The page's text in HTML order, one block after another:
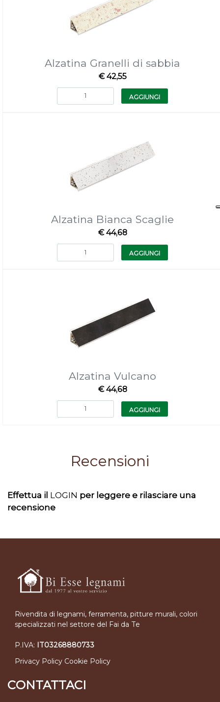
Alzatina Granelli di sabbia
€ 42,55
Quantità
AGGIUNGI
Alzatina Bianca Scaglie
€ 44,68
Quantità
AGGIUNGI
Alzatina Vulcano
€ 44,68
Quantità
AGGIUNGI
Recensioni
Effettua il LOGIN per leggere e rilasciare una
recensione
Rivendita di legnami, ferramenta, pitture murali, colori
specializzati nel settore del Fai da Te
P.IVA: IT03268880733
Privacy Policy Cookie Policy
CONTATTACI